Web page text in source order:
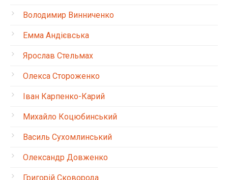
Володимир Винниченко
Емма Андієвська
Ярослав Стельмах
Олекса Стороженко
Іван Карпенко-Карий
Михайло Коцюбинський
Василь Сухомлинський
Олександр Довженко
Григорій Сковорода